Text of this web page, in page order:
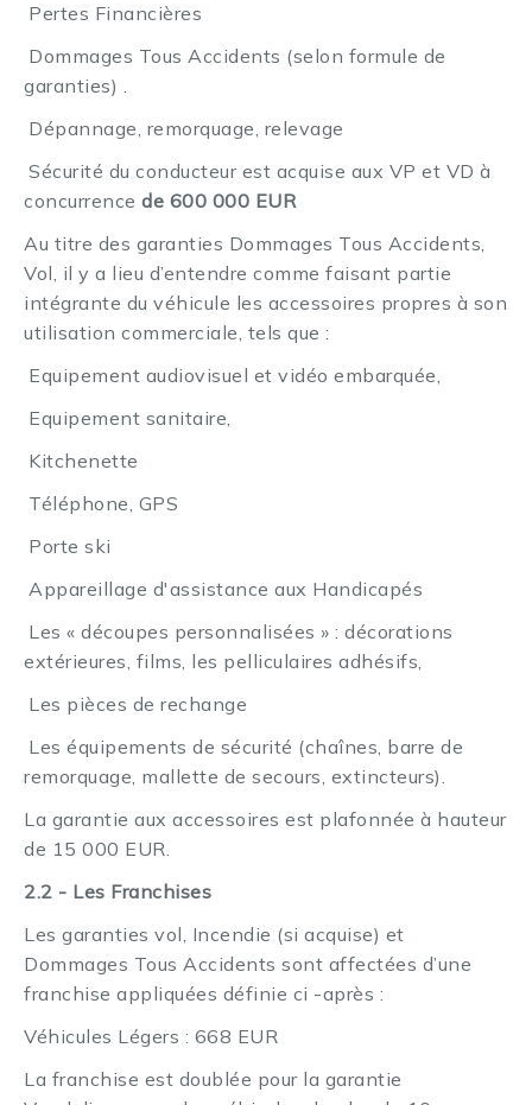
Pertes Financières
Dommages Tous Accidents (selon formule de
garanties) .
Dépannage, remorquage, relevage
Sécurité du conducteur est acquise aux VP et VD à
concurrence de 600 000 EUR
Au titre des garanties Dommages Tous Accidents,
Vol, il y a lieu d’entendre comme faisant partie
intégrante du véhicule les accessoires propres à son
utilisation commerciale, tels que :
Equipement audiovisuel et vidéo embarquée,
Equipement sanitaire,
Kitchenette
Téléphone, GPS
Porte ski
Appareillage d'assistance aux Handicapés
Les « découpes personnalisées » : décorations
extérieures, films, les pelliculaires adhésifs,
Les pièces de rechange
Les équipements de sécurité (chaînes, barre de
remorquage, mallette de secours, extincteurs).
La garantie aux accessoires est plafonnée à hauteur
de 15 000 EUR.
2.2 - Les Franchises
Les garanties vol, Incendie (si acquise) et
Dommages Tous Accidents sont affectées d’une
franchise appliquées définie ci -après :
Véhicules Légers : 668 EUR
La franchise est doublée pour la garantie